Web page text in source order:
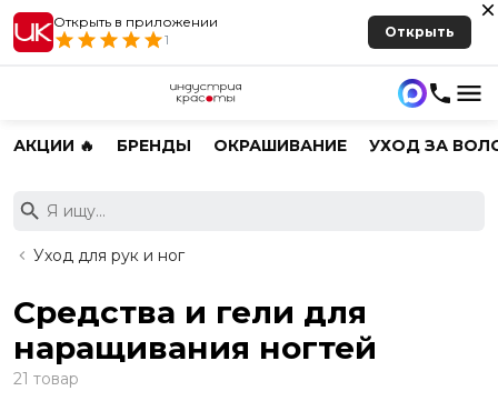
Открыть в приложении
1
Открыть
АКЦИИ 🔥 БРЕНДЫ ОКРАШИВАНИЕ УХОД ЗА
Уход для рук и ног
Средства и гели для
наращивания ногтей
21 товар